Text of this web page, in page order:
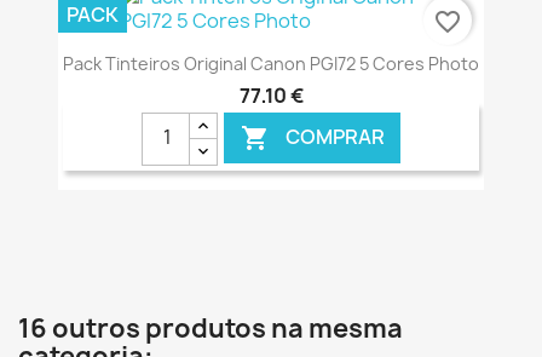
Pack Tinteiros Original Canon PGI72 5 Cores Photo
77,10 €
 COMPRAR
PACK favorite_border
16 outros produtos na mesma